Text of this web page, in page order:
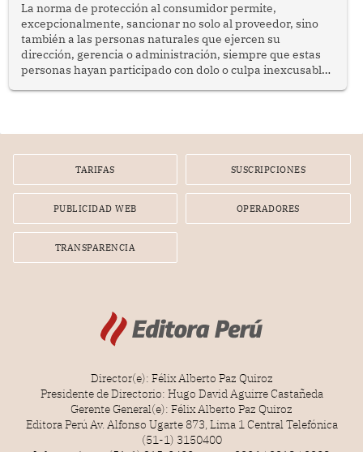
La norma de protección al consumidor permite,
excepcionalmente, sancionar no solo al proveedor, sino
también a las personas naturales que ejercen su
dirección, gerencia o administración, siempre que estas
personas hayan participado con dolo o culpa inexcusable
por la frustrada realización de un meet and greet con
TARIFAS SUSCRIPCIONES
PUBLICIDAD WEB OPERADORES
TRANSPARENCIA
Director(e): Félix Alberto Paz Quiroz
Presidente de Directorio: Hugo David Aguirre Castañeda
Gerente General(e): Félix Alberto Paz Quiroz
Editora Perú Av. Alfonso Ugarte 873, Lima 1 Central Telefónica
(51-1) 3150400